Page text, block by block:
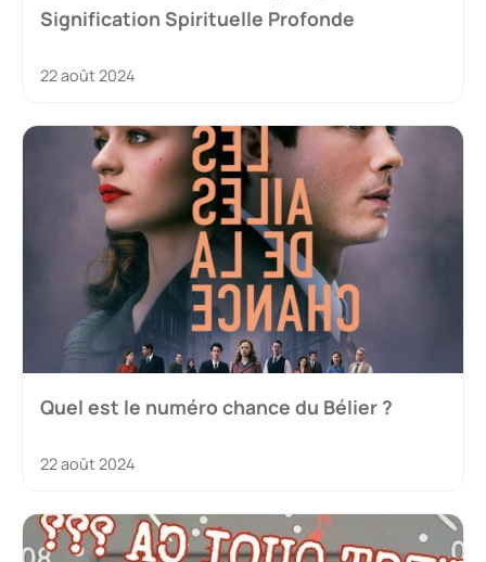
Signification Spirituelle Profonde
22 août 2024
Quel est le numéro chance du Bélier ?
22 août 2024